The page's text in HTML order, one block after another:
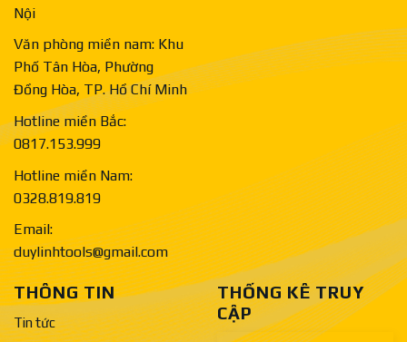
Nội
Văn phòng miền nam: Khu
Phố Tân Hòa, Phường
Đồng Hòa, TP. Hồ Chí Minh
Hotline miền Bắc:
0817.153.999
Hotline miền Nam:
0328.819.819
Email:
duylinhtools@gmail.com
THÔNG TIN
Tin tức
THỐNG KÊ TRUY
CẬP